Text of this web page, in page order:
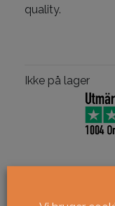
quality.
Ikke på lager